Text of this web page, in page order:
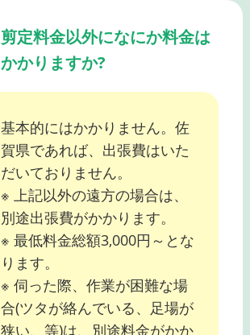
剪定料金以外になにか料金は
かかりますか?
基本的にはかかりません。佐
賀県であれば、出張費はいた
だいておりません。
※ 上記以外の遠方の場合は、
別途出張費がかかります。
※ 最低料金総額3,000円～とな
ります。
※ 伺った際、作業が困難な場
合(ツタが絡んでいる、足場が
狭い、等)は、別途料金がかか